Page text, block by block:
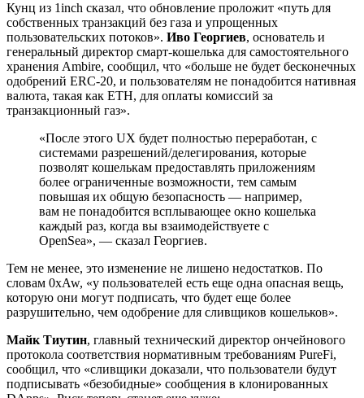
Кунц из 1inch сказал, что обновление проложит «путь для
собственных транзакций без газа и упрощенных
пользовательских потоков». Иво Георгиев, основатель и
генеральный директор смарт-кошелька для самостоятельного
хранения Ambire, сообщил, что «больше не будет бесконечных
одобрений ERC-20, и пользователям не понадобится нативная
валюта, такая как ETH, для оплаты комиссий за
транзакционный газ».
«После этого UX будет полностью переработан, с
системами разрешений/делегирования, которые
позволят кошелькам предоставлять приложениям
более ограниченные возможности, тем самым
повышая их общую безопасность — например,
вам не понадобится всплывающее окно кошелька
каждый раз, когда вы взаимодействуете с
OpenSea», — сказал Георгиев.
Тем не менее, это изменение не лишено недостатков. По
словам 0xAw, «у пользователей есть еще одна опасная вещь,
которую они могут подписать, что будет еще более
разрушительно, чем одобрение для сливщиков кошельков».
Майк Тиутин, главный технический директор ончейнового
протокола соответствия нормативным требованиям PureFi,
сообщил, что «сливщики доказали, что пользователи будут
подписывать «безобидные» сообщения в клонированных